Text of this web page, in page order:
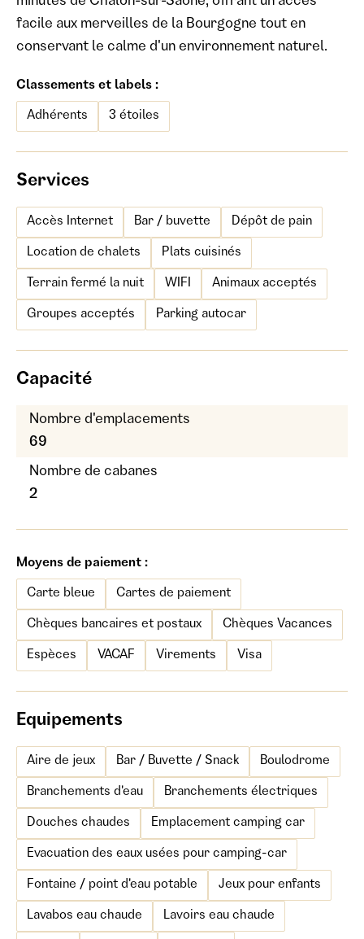
facile aux merveilles de la Bourgogne tout en
conservant le calme d'un environnement naturel.
Classements et labels :
Adhérents 3 étoiles
Services
Accès Internet Bar / buvette Dépôt de pain
Location de chalets Plats cuisinés
Terrain fermé la nuit WIFI Animaux acceptés
Groupes acceptés Parking autocar
Capacité
Nombre d'emplacements
69
Nombre de cabanes
2
Moyens de paiement :
Carte bleue Cartes de paiement
Chèques bancaires et postaux Chèques Vacances
Espèces VACAF Virements Visa
Equipements
Aire de jeux Bar / Buvette / Snack Boulodrome
Branchements d'eau Branchements électriques
Douches chaudes Emplacement camping car
Evacuation des eaux usées pour camping-car
Fontaine / point d'eau potable Jeux pour enfants
Lavabos eau chaude Lavoirs eau chaude